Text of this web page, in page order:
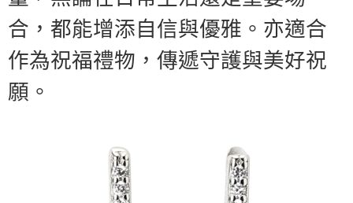
合，都能增添自信與優雅。亦適合
作為祝福禮物，傳遞守護與美好祝
願。